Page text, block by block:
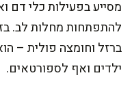
מסייע בפעילות כלי דם
להתפתחות מחלות לב.
ברזל וחומצה פולית –
ילדים ואף לספורטאים.